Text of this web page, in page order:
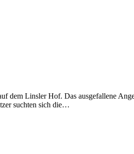
Linsler Hof. Das ausgefallene
suchten sich die…